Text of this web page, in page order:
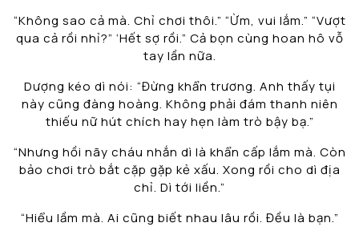
“Không sao cả mà. Chỉ chơi thôi.” “Ừm, vui lắm.” “Vượt
qua cả rồi nhỉ?” ‘Hết sợ rồi.” Cả bọn cùng hoan hô vỗ
tay lần nữa.
Dượng kéo dì nói: “Đừng khẩn trương. Anh thấy tụi
này cũng đàng hoàng. Không phải đám thanh niên
thiếu nữ hút chích hay hẹn làm trò bậy bạ.”
“Nhưng hồi nãy cháu nhắn dì là khẩn cấp lắm mà. Còn
bảo chơi trò bắt cặp gặp kẻ xấu. Xong rồi cho dì địa
chỉ. Dì tới liền.”
“Hiểu lầm mà. Ai cũng biết nhau lâu rồi. Đều là bạn.”